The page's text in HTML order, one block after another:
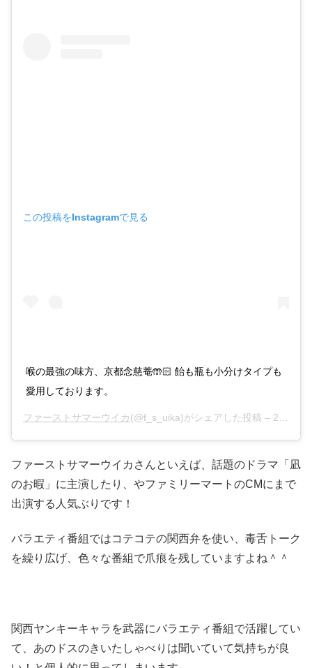
この投稿をInstagramで見る
喉の最強の味方、京都念慈菴🤲🏻 飴も瓶も小分けタイプも
愛用しております。
ファーストサマーウイカ(@f_s_uika)がシェアした投稿 – 2019年11月月19日午前7時24分PST
ファーストサマーウイカさんといえば、話題のドラマ「凪
のお暇」に主演したり、やファミリーマートのCMにまで
出演する人気ぶりです！
バラエティ番組ではコテコテの関西弁を使い、毒舌トーク
を繰り広げ、色々な番組で爪痕を残していますよね＾＾
関西ヤンキーキャラを武器にバラエティ番組で活躍してい
て、あのドスのきいたしゃべりは聞いていて気持ちが良